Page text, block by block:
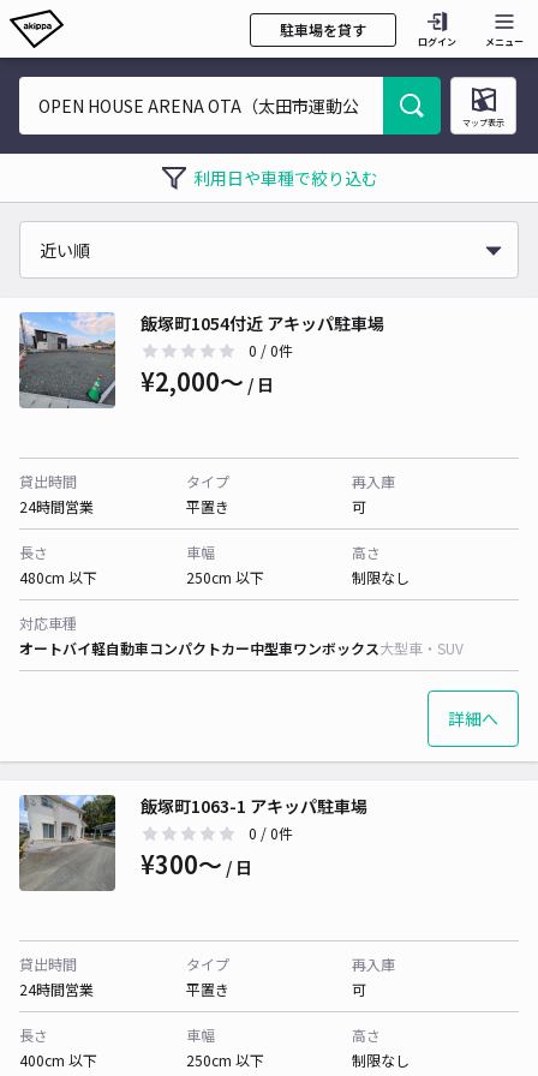
駐車場を貸す
ログイン メニュー
マップ表示
利用日や車種で絞り込む
飯塚町1054付近 アキッパ駐車場
0 / 0件
¥2,000〜 / 日
貸出時間
24時間営業
タイプ
平置き
再入庫
可
長さ
480cm 以下
車幅
250cm 以下
高さ
制限なし
対応車種
オートバイ軽自動車コンパクトカー中型車ワンボックス大型車・SUV
詳細へ
飯塚町1063-1 アキッパ駐車場
0 / 0件
¥300〜 / 日
貸出時間
24時間営業
タイプ
平置き
再入庫
可
長さ
400cm 以下
車幅
250cm 以下
高さ
制限なし